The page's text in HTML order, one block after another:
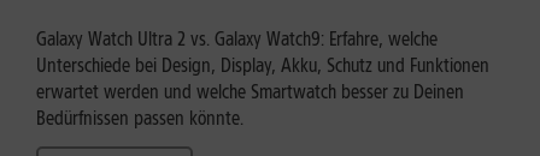
Galaxy Watch Ultra 2 vs. Galaxy Watch9: Erfahre, welche
Unterschiede bei Design, Display, Akku, Schutz und Funktionen
erwartet werden und welche Smartwatch besser zu Deinen
Bedürfnissen passen könnte.